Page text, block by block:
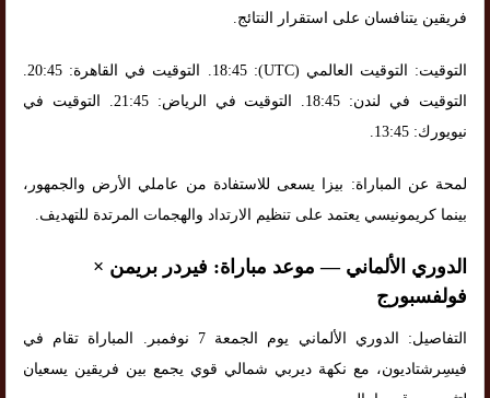
فريقين يتنافسان على استقرار النتائج.
التوقيت: التوقيت العالمي (UTC): 18:45. التوقيت في القاهرة: 20:45.
التوقيت في لندن: 18:45. التوقيت في الرياض: 21:45. التوقيت في
نيويورك: 13:45.
لمحة عن المباراة: بيزا يسعى للاستفادة من عاملي الأرض والجمهور،
بينما كريمونيسي يعتمد على تنظيم الارتداد والهجمات المرتدة للتهديف.
الدوري الألماني — موعد مباراة: فيردر بريمن ×
فولفسبورج
التفاصيل: الدوري الألماني يوم الجمعة 7 نوفمبر. المباراة تقام في
فيسِرشتاديون، مع نكهة ديربي شمالي قوي يجمع بين فريقين يسعيان